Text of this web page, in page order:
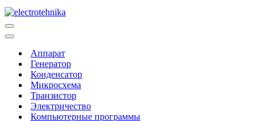
Меню
навигации
Меню
навигацииАппарат
Генератор
Конденсатор
Микросхема
Транзистор
Электричество
Компьютерные программы